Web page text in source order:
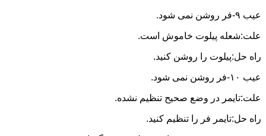
عیب ۹-فر روشن نمی شود.
علت:شعله پیلوت خاموش است.
راه حل:پیلوت را روشن کنید.
عیب ۱۰-فر روشن نمی شود.
علت:تایمر در وضع صحیح تنظیم نشده.
راه حل:تایمر فر را تنظیم کنید.